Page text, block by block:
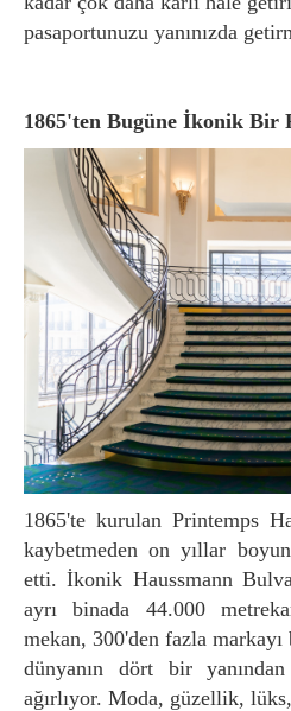
pasaportunuzu yanınızda
1865'ten Bugüne İkonik Bir
1865'te kurulan Printemps Haussmann, kimliğini asla
kaybetmeden on yıllar
etti. İkonik Haussmann
ayrı binada 44.000
mekan, 300'den fazla
dünyanın dört bir
ağırlıyor. Moda, güzellik,